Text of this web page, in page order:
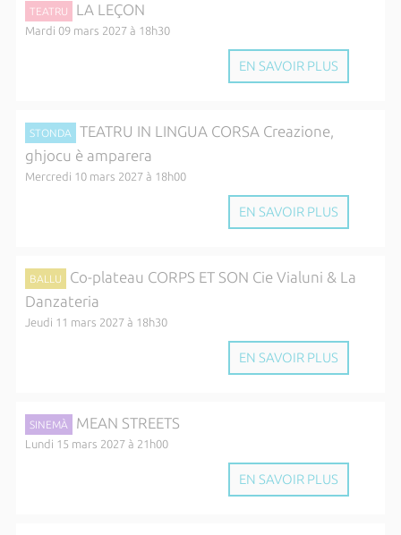
TEATRU LA LEÇON
Mardi 09 mars 2027 à 18h30
EN SAVOIR PLUS
STONDA
TEATRU IN LINGUA CORSA Creazione,
ghjocu è amparera
Mercredi 10 mars 2027 à 18h00
EN SAVOIR PLUS
BALLU
Co-plateau CORPS ET SON Cie Vialuni & La
Danzateria
Jeudi 11 mars 2027 à 18h30
EN SAVOIR PLUS
SINEMÀ MEAN STREETS
Lundi 15 mars 2027 à 21h00
EN SAVOIR PLUS